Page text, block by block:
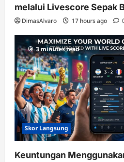
melalui Livescore Sepak
DimasAlvaro 17 hours ago
3 minutes read
Skor Langsung
Keuntungan